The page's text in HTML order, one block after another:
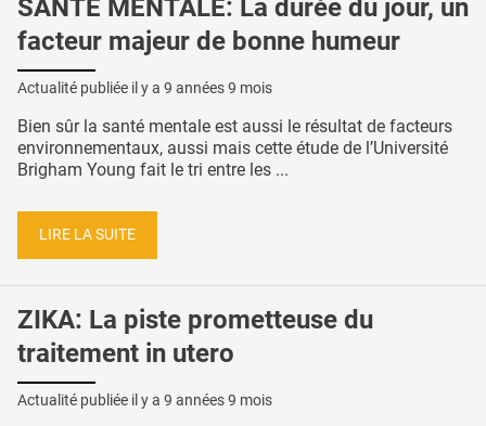
SANTÉ MENTALE: La durée du jour, un
facteur majeur de bonne humeur
Actualité publiée il y a 9 années 9 mois
Bien sûr la santé mentale est aussi le résultat de facteurs
environnementaux, aussi mais cette étude de l’Université
Brigham Young fait le tri entre les ...
LIRE LA SUITE
ZIKA: La piste prometteuse du
traitement in utero
Actualité publiée il y a 9 années 9 mois